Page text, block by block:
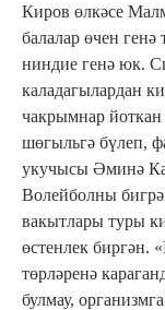
Киров өлкәсе
балалар өчен генә
ниндие генә юк.
каладагылардан
чакрымнар
шөгыльгә бүлеп,
укучысы Әминә
Волейболны
вакытлары туры
өстенлек биргән.
төрләренә
булмау,